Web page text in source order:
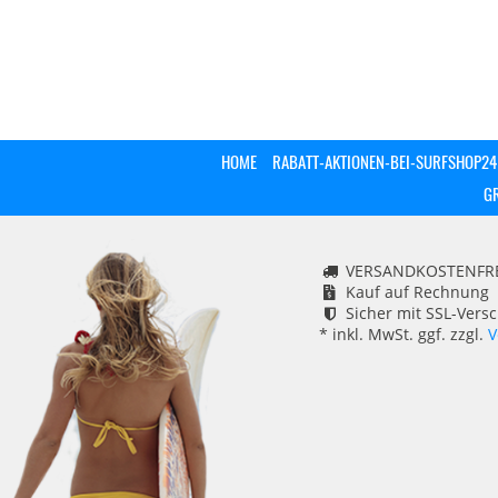
HOME
RABATT-AKTIONEN-BEI-SURFSHOP24
Kauf auf Rechnung
Sicher mit SSL-
* inkl. MwSt. ggf. zzgl.